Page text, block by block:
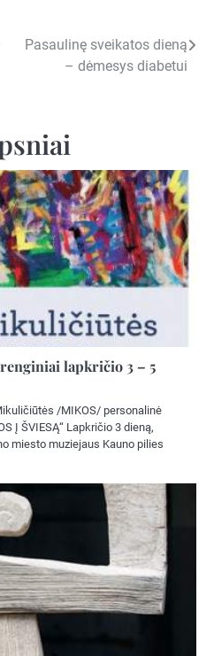
Pasaulinę sveikatos dieną
– dėmesys diabetui
lapkričio 3 – 5
/MIKOS/ personalinė
Į ŠVIESĄ“ Lapkričio 3 dieną,
miesto muziejaus Kauno pilies